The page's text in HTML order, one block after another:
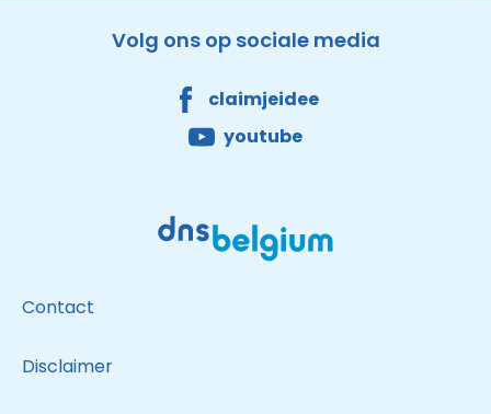
Volg ons op sociale media
claimjeidee
youtube
Contact
Disclaimer